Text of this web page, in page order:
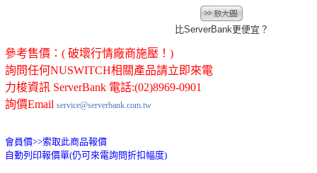
比ServerBank更便宜？
參考售價：( 破壞行情廠商施壓！)
詢問任何NUSWITCH相關產品請立即來電
力梭資訊 ServerBank 電話:(02)8969-0901
詢價Email service@serverbank.com.tw
會員價>>索取此商品報價
自動列印報價單(仍可來電詢問折扣幅度)